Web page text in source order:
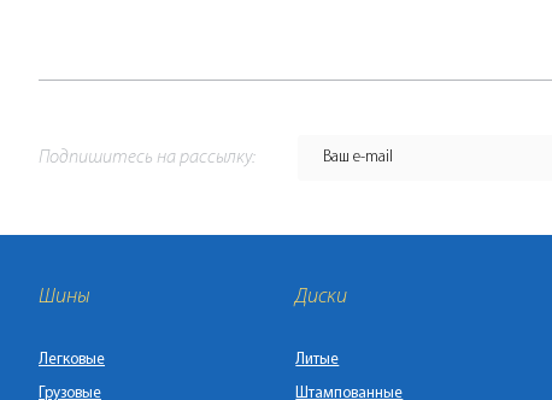
Подпишитесь на рассылку:
Шины
Легковые
Грузовые
Диски
Литые
Штампованные